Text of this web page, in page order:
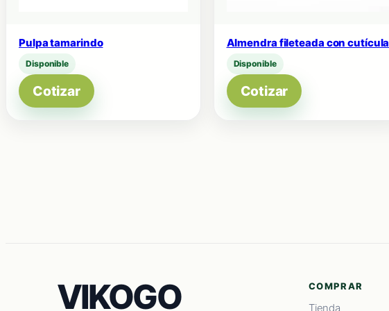
Pulpa tamarindo
Disponible
Cotizar
Almendra fileteada con cutícula
Disponible
Cotizar
VIKOGO COMPRAR
Tienda